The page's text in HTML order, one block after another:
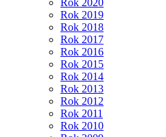
Rok 2020
Rok 2019
Rok 2018
Rok 2017
Rok 2016
Rok 2015
Rok 2014
Rok 2013
Rok 2012
Rok 2011
Rok 2010